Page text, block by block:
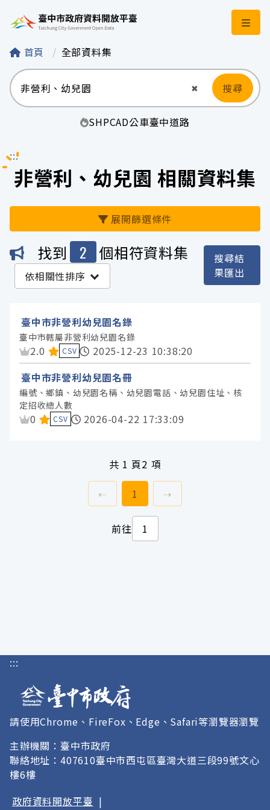
臺中市政府資料開
首頁 全部資料集
✖ 清空輸入
搜尋
SHPCAD公車臺中道路
:::
非營利、幼兒園 相關資料集
展開篩選條件
機關
服務分類
格式
標籤
找到 2 個相符資料集
依相關性排序
搜尋結
果匯出
臺中市非營利幼兒園名錄
臺中市轄屬非營利幼兒園名錄
資料集評分：
2.0 CSV
2025-12-23 10:38:20
臺中市非營利幼兒園名冊
編號、鄉鎮、幼兒園名稱、幼兒園電話、幼兒園住址、核
定招收總人數
資料集評分：
0 CSV 2026-04-22 17:33:09
共 1 頁2 項
⇠ 上一頁前往
1 ⇢下一頁
前往
:::
請使用Chrome、FireFox、Edge、Safari等瀏覽器瀏覽
主辦機關：臺中市政府
聯絡地址：407610臺中市西屯區臺灣大道三段99號文心
樓6樓
政府資料開放平臺 |